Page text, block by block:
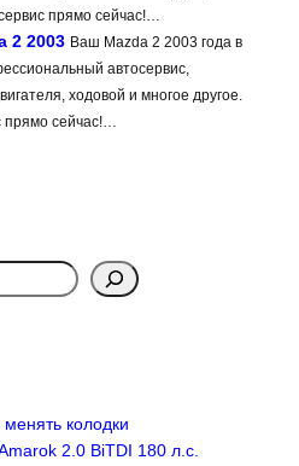
прямо сейчас!…
2 2003 Ваш Mazda 2 2003 года в
автосервис,
ходовой и многое другое.
сейчас!…
колодки
2.0 BiTDI 180 л.с.